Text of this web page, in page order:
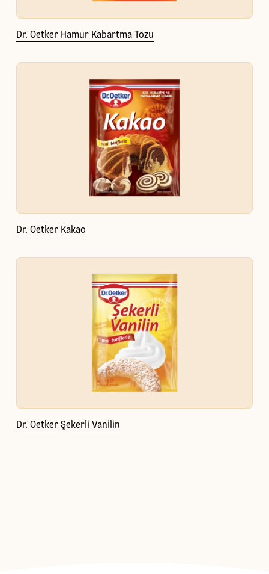
Dr. Oetker Hamur Kabartma Tozu
Dr. Oetker Kakao
Dr. Oetker Şekerli Vanilin